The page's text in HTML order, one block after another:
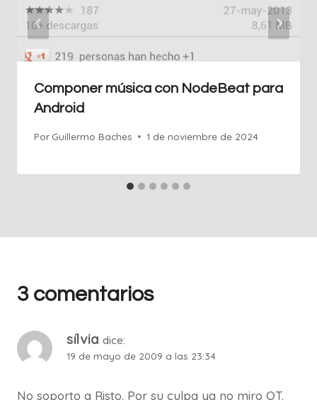
Componer música con NodeBeat para
Android
Por Guillermo Baches 1 de noviembre de 2024
3 comentarios
sílvia dice:
19 de mayo de 2009 a las 23:34
No soporto a Risto. Por su culpa ya no miro OT.